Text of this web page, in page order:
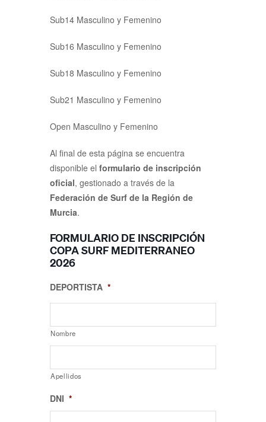
Sub14 Masculino y Femenino
Sub16 Masculino y Femenino
Sub18 Masculino y Femenino
Sub21 Masculino y Femenino
Open Masculino y Femenino
Al final de esta página se encuentra
disponible el formulario de inscripción
oficial, gestionado a través de la
Federación de Surf de la Región de
Murcia.
FORMULARIO DE INSCRIPCIÓN
COPA SURF MEDITERRANEO
2026
DEPORTISTA *
Nombre
Apellidos
DNI *